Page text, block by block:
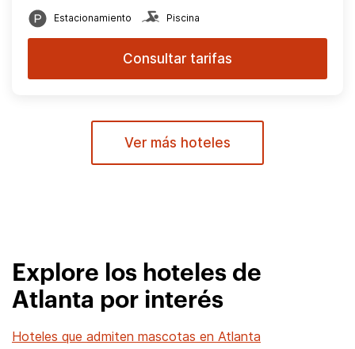
Estacionamiento Piscina
Consultar tarifas
Ver más hoteles
Explore los hoteles de
Atlanta por interés
Hoteles que admiten mascotas en Atlanta